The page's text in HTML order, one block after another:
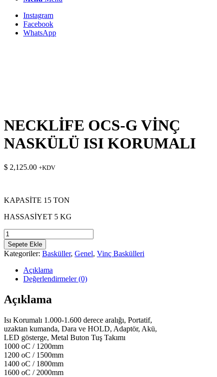
Instagram
Facebook
WhatsApp
NECKLİFE OCS-G VİNÇ
NASKÜLÜ ISI KORUMALI
$ 2,125.00 +KDV
KAPASİTE 15 TON
HASSASİYET 5 KG
NECKLİFE
OCS-
G
VİNÇ
NASKÜLÜ
KORUMALI
adet
Sepete Ekle
Kategoriler: Basküller, Genel, Vinç Baskülleri
Açıklama
Değerlendirmeler (0)
Açıklama
Isı Korumalı 1.000-1.600 derece aralığı, Portatif,
uzaktan kumanda, Dara ve HOLD, Adaptör, Akü,
LED gösterge, Metal Buton Tuş Takımı
1000 oC / 1200mm
1200 oC / 1500mm
1400 oC / 1800mm
1600 oC / 2000mm